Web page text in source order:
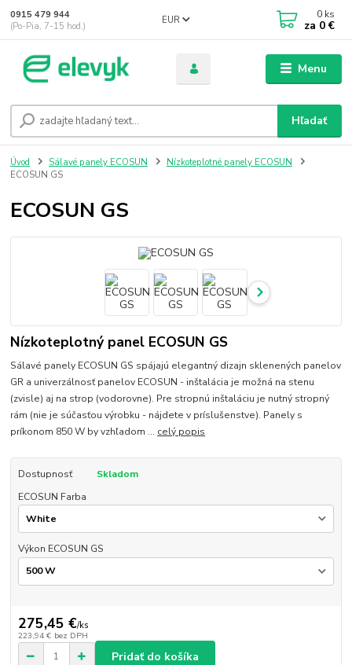
Menu
EUR
Hľadať
0915 479 944
(Po-Pia, 7-15 hod.)
0 ks
za 0 €
Úvod Sálavé panely ECOSUN
Nízkoteplotné panely ECOSUN
ECOSUN GS
ECOSUN GS
Nízkoteplotný panel ECOSUN GS
Sálavé panely ECOSUN GS spájajú elegantný dizajn sklenených panelov
GR a univerzálnosť panelov ECOSUN - inštalácia je možná na stenu
(zvisle) aj na strop (vodorovne). Pre stropnú inštaláciu je nutný stropný
rám (nie je súčasťou výrobku - nájdete v príslušenstve). Panely s
príkonom 850 W by vzhľadom ... celý popis
Dostupnosť
Skladom
ECOSUN Farba
Výkon ECOSUN GS
275,45 €/ks
223,94 € bez DPH
Pridať do košíka